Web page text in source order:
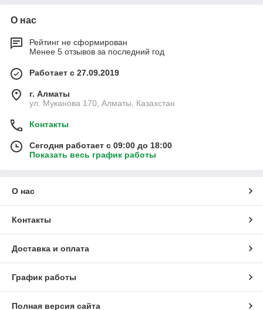
О нас
Рейтинг не сформирован
Менее 5 отзывов за последний год
Работает с 27.09.2019
г. Алматы
ул. Муканова 170, Алматы, Казахстан
Контакты
Сегодня работает с 09:00 до 18:00
Показать весь график работы
О нас
Контакты
Доставка и оплата
График работы
Полная версия сайта